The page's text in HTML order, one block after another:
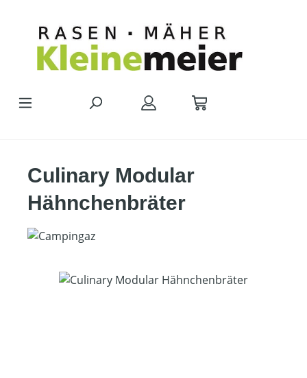
Culinary Modular
Hähnchenbräter
Bildergalerie überspringen